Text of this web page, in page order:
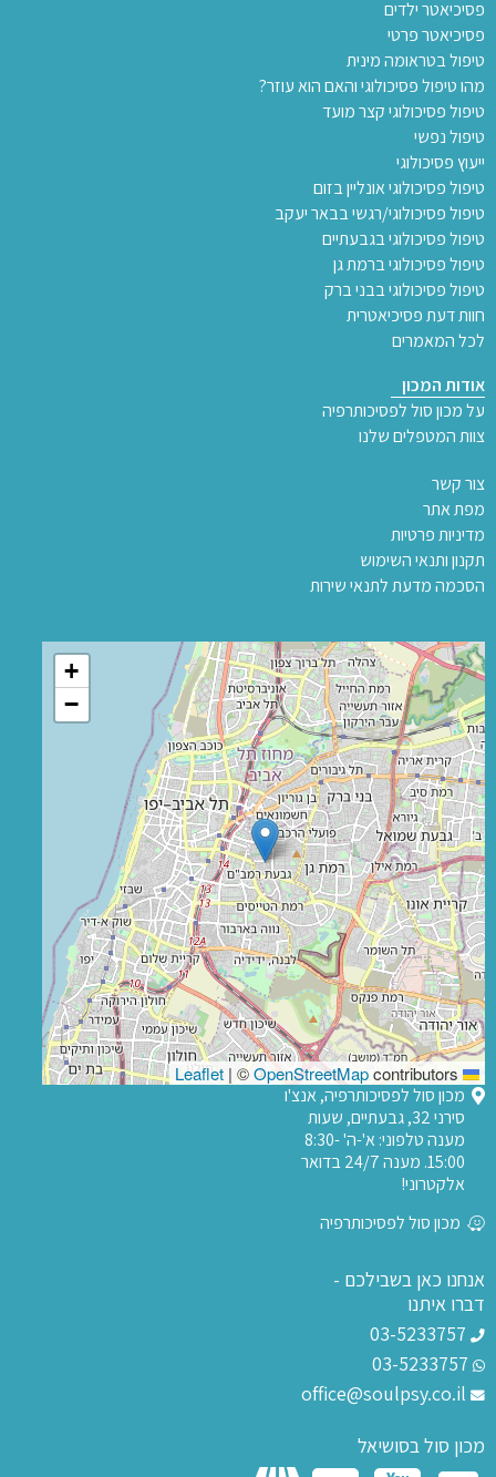
פסיכיאטר ילדים
פסיכיאטר פרטי
טיפול בטראומה מינית
מהו טיפול פסיכולוגי והאם הוא עוזר?
טיפול פסיכולוגי קצר מועד
טיפול נפשי
ייעוץ פסיכולוגי
טיפול פסיכולוגי אונליין בזום
טיפול פסיכולוגי/רגשי בבאר יעקב
טיפול פסיכולוגי בגבעתיים
טיפול פסיכולוגי ברמת גן
טיפול פסיכולוגי בבני ברק
חוות דעת פסיכיאטרית
לכל המאמרים
אודות המכון
על מכון סול לפסיכותרפיה
צוות המטפלים שלנו
צור קשר
מפת אתר
מדיניות פרטיות
תקנון ותנאי השימוש
הסכמה מדעת לתנאי שירות
+
−
| ©OpenStreetMapcontributors
מכון סול לפסיכותרפיה, אנצ'ו
סירני 32, גבעתיים, שעות
מענה טלפוני: א'-ה' 8:30-
15:00. מענה 24/7 בדואר
אלקטרוני!
מכון סול לפסיכותרפיה
אנחנו כאן בשבילכם -
דברו איתנו
מכון סול בסושיאל